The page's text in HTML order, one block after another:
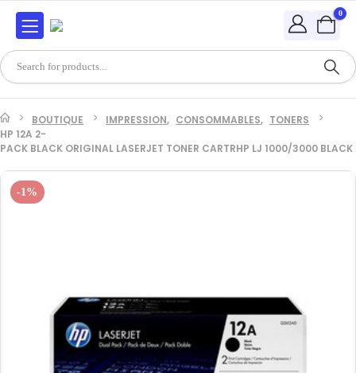
0
BOUTIQUE IMPRESSION, CONSOMMABLES, TONERS
HP 12A 2-
PACK BLACK ORIGINAL LASERJET TONER CARTRHP LJ 1000/3000
-1%